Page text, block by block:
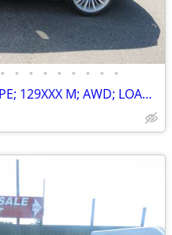
• • • • • • • • •
2015 BMW 428 XI GRAN COUPE; 129XXX M; AWD; LOADED ! $12,000 BOOK VALUE